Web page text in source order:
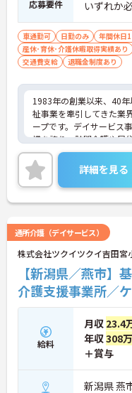
応募要件 いずれか
車通勤可 日勤のみ 年間休日
産休･育休･介護休暇取得実績あり
交通費支給
退職金制度あり
1983年の創業以来、40
祉事業を牽引してきた業
ープです。デイサービス
模を誇り、訪問介護や居
業を展開することで、地
ストップで応える体制を
シティ経営を積極的に推
発揮できる職場環境の構
な特色です。また、大規
ンの運用など、お客様と
マネジメントも徹底され
がオンラインで情報を確
活用した相談サービスの
に取り入れ、在宅生活の
率化を両立する次世代型
いく方針です。安定した
併せ持つ、長期的なキャ
す。
★おすすめPOINT★
【土日休み×残業月平均
ンスを大切にできる環境
詳細を見る
通所介護（デイサービス）
株式会社ツクイツクイ吉田宮
【新潟県／燕市】
介護支援事業所／
給料
月収 23.4
年収308
＋賞与
新潟県 燕